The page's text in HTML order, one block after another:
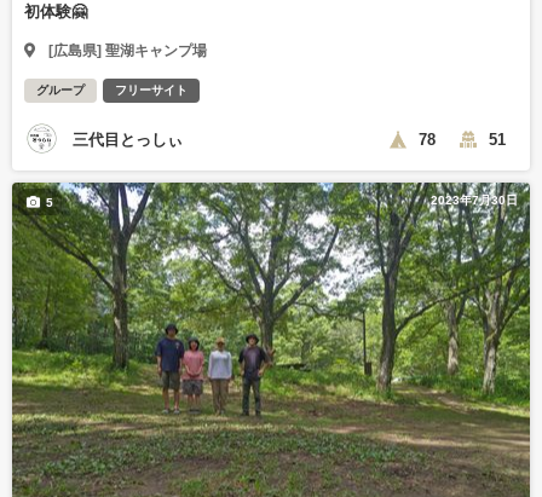
初体験🤗
[広島県] 聖湖キャンプ場
グループ フリーサイト
三代目とっしぃ 78 51
2023年7月30日
5